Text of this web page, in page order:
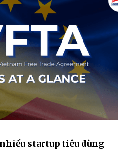
startup tiêu dùng